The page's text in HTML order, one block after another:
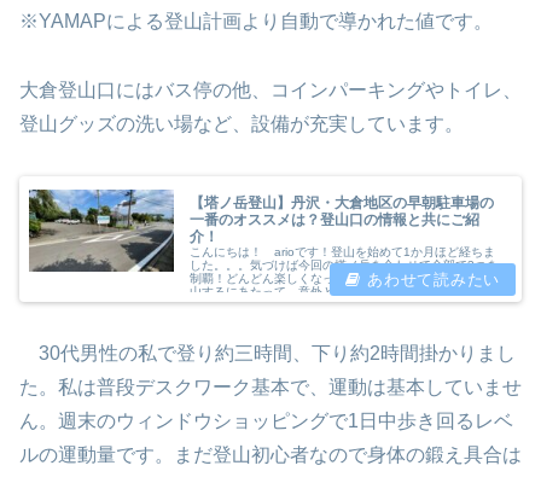
※YAMAPによる登山計画より自動で導かれた値です。
大倉登山口にはバス停の他、コインパーキングやトイレ、
登山グッズの洗い場など、設備が充実しています。
【塔ノ岳登山】丹沢・大倉地区の早朝駐車場の
一番のオススメは？登山口の情報と共にご紹
介！
こんにちは！ arioです！登山を始めて1か月ほど経ちま
した。。。気づけば今回の塔ノ岳を合わせて全部で3つを
制覇！どんどん楽しくなっています笑塔ノ岳を早朝から登
山するにあたって、意外と早朝から停めら...
30代男性の私で登り約三時間、下り約2時間掛かりまし
た。私は普段デスクワーク基本で、運動は基本していませ
ん。週末のウィンドウショッピングで1日中歩き回るレベ
ルの運動量です。まだ登山初心者なので身体の鍛え具合は